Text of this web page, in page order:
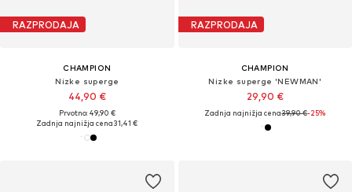
RAZPRODAJA
CHAMPION
Nizke superge
44,90 €
Prvotno: 49,90 €
Zadnja najnižja cena31,41 €
RAZPRODAJA
CHAMPION
Nizke superge 'NEWMAN'
29,90 €
Zadnja najnižja cena39,90 €-25%